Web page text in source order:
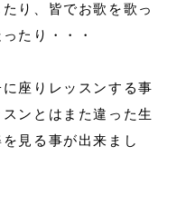
り、皆でお歌を歌っ
たり・・・
座りレッスンする事
ンとはまた違った生
見る事が出来まし